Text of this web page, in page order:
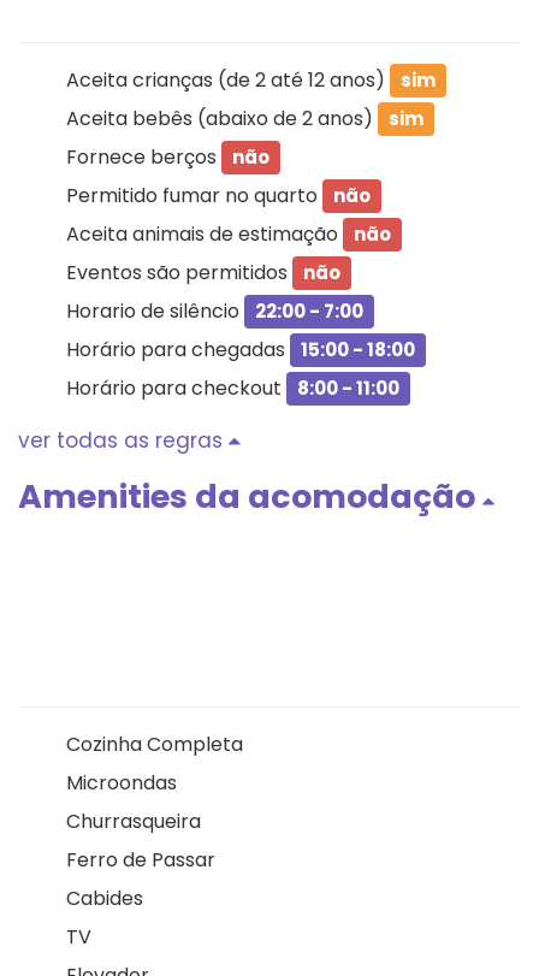
Aceita crianças (de 2 até 12 anos) sim
Aceita bebês (abaixo de 2 anos) sim
Fornece berços não
Permitido fumar no quarto não
Aceita animais de estimação não
Eventos são permitidos não
Horario de silêncio 22:00 - 7:00
Horário para chegadas 15:00 - 18:00
Horário para checkout 8:00 - 11:00
ver todas as regras
Amenities da acomodação
Cozinha Completa
Microondas
Churrasqueira
Ferro de Passar
Cabides
TV